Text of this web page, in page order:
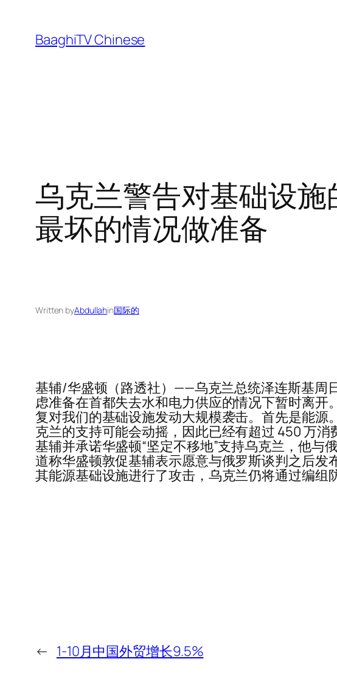
content
BaaghiTV Chinese
乌克兰警告对基础设
最坏的情况做准备
Written byAbdullahin国际的
基辅/华盛顿（路透社）——乌克兰总统泽连斯基周
虑准备在首都失去水和电力供应的情况下暂时离
复对我们的基础设施发动大规模袭击。首先是能源
克兰的支持可能会动摇，因此已经有超过 450 万
基辅并承诺华盛顿“坚定不移地”支持乌克兰，他
道称华盛顿敦促基辅表示愿意与俄罗斯谈判之后发
其能源基础设施进行了攻击，乌克兰仍将通过编组
← 1-10月中国外贸增长9.5%